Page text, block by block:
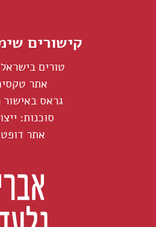
קישורים
טורים
אתר
גראס באישור
סוכנות:
אתר